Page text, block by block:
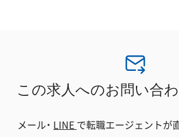
この求人へのお問い合
メール・ LINE で転職エージェントが